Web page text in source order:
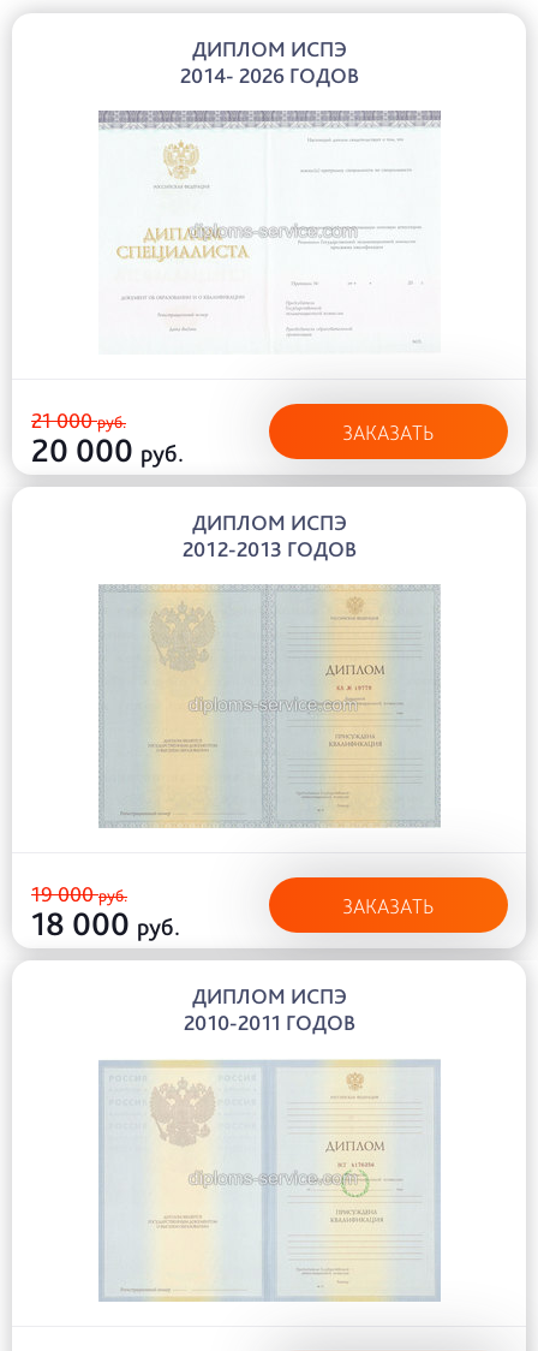
ДИПЛОМ ИСПЭ
2014- 2026 ГОДОВ
21 000руб.
20 000 руб.
ЗАКАЗАТЬ
ДИПЛОМ ИСПЭ
2012-2013 ГОДОВ
19 000руб.
18 000 руб.
ЗАКАЗАТЬ
ДИПЛОМ ИСПЭ
2010-2011 ГОДОВ